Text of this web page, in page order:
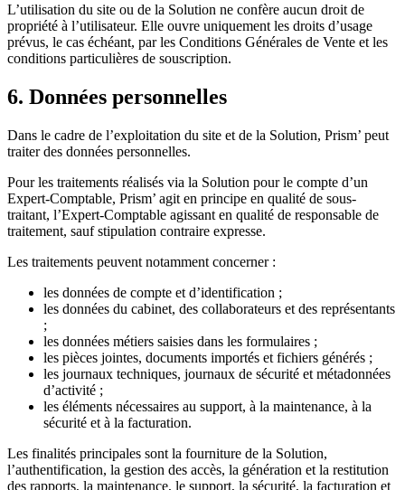
L’utilisation du site ou de la Solution ne confère aucun droit de
propriété à l’utilisateur. Elle ouvre uniquement les droits d’usage
prévus, le cas échéant, par les Conditions Générales de Vente et les
conditions particulières de souscription.
6. Données personnelles
Dans le cadre de l’exploitation du site et de la Solution, Prism’ peut
traiter des données personnelles.
Pour les traitements réalisés via la Solution pour le compte d’un
Expert-Comptable, Prism’ agit en principe en qualité de sous-
traitant, l’Expert-Comptable agissant en qualité de responsable de
traitement, sauf stipulation contraire expresse.
Les traitements peuvent notamment concerner :
les données de compte et d’identification ;
les données du cabinet, des collaborateurs et des représentants
;
les données métiers saisies dans les formulaires ;
les pièces jointes, documents importés et fichiers générés ;
les journaux techniques, journaux de sécurité et métadonnées
d’activité ;
les éléments nécessaires au support, à la maintenance, à la
sécurité et à la facturation.
Les finalités principales sont la fourniture de la Solution,
l’authentification, la gestion des accès, la génération et la restitution
des rapports, la maintenance, le support, la sécurité, la facturation et